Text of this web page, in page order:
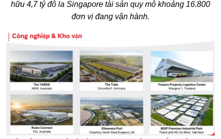
đơn vị đang vận hành.
Nền tảng quy mô và bền vững hoạt động tại Úc, Liên minh